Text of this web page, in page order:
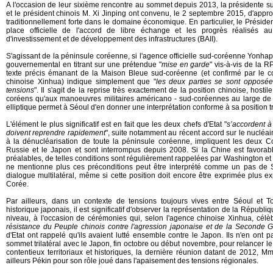
A l'occasion de leur sixième rencontre au sommet depuis 2013, la présidente
et le président chinois M. Xi Jinping ont convenu, le 2 septembre 2015,
traditionnellement forte dans le domaine économique. En particulier, le
place officielle de l'accord de libre échange et les progrès réalisés
d'investissement et de développement des infrastructures (BAII).
S'agissant de la péninsule coréenne, si l'agence officielle sud-coréenne
gouvernemental en titrant sur une prétendue "mise en garde" vis-à-vis de la
texte précis émanant de la Maison Bleue sud-coréenne (et confirmé par le
chinoise Xinhua) indique simplement que "les deux parties se sont
tensions". Il s'agit de la reprise très exactement de la position chinoise,
coréens qu'aux manoeuvres militaires américano - sud-coréennes au large
elliptique permet à Séoul d'en donner une interprétation conforme à sa position
L'élément le plus significatif est en fait que les deux chefs d'Etat "s’accordent
doivent reprendre rapidement", suite notamment au récent accord sur le
à la dénucléarisation de toute la péninsule coréenne, impliquent les deux
Russie et le Japon et sont interrompus depuis 2008. Si la Chine est
préalables, de telles conditions sont régulièrement rappelées par Washington
ne mentionne plus ces préconditions peut être interprété comme un pas
dialogue multilatéral, même si cette position doit encore être exprimée plus
Corée.
Par ailleurs, dans un contexte de tensions toujours vives entre Séoul et
historique japonais, il est significatif d'observer la représentation de la
niveau, à l'occasion de cérémonies qui, selon l'agence chinoise Xinhua,
résistance du Peuple chinois contre l'agression japonaise et de la Seconde
d'Etat ont rappelé qu'ils avaient lutté ensemble contre le Japon. Ils n'en ont
sommet trilatéral avec le Japon, fin octobre ou début novembre, pour relancer
contentieux territoriaux et historiques, la dernière réunion datant de 2012,
ailleurs Pékin pour son rôle joué dans l'apaisement des tensions régionales.